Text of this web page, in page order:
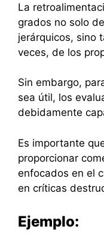
La
grados no solo
jerárquicos, sino
veces, de los
Sin embargo,
sea útil, los
debidamente
Es importante
proporcionar
enfocados en el
en críticas
Ejemplo: